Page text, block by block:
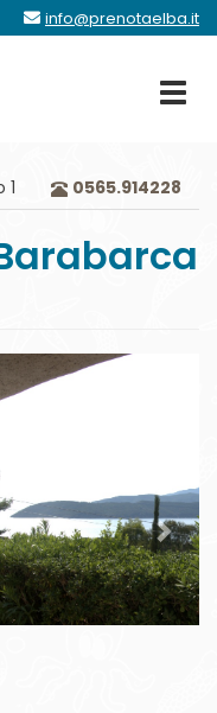
info@prenotaelba.it
1
0565.914228